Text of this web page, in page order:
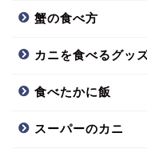
蟹の食べ方
カニを食べるグッ
食べたかに飯
スーパーのカニ